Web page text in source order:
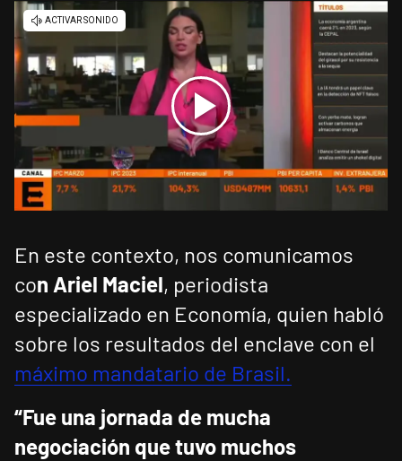
En este contexto, nos comunicamos
con Ariel Maciel, periodista
especializado en Economía, quien habló
sobre los resultados del enclave con el
máximo mandatario de Brasil.
“Fue una jornada de mucha
negociación que tuvo muchos